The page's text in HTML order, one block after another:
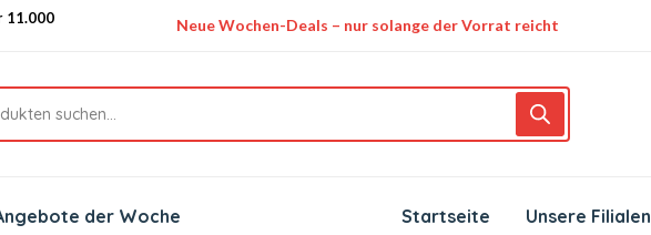
11.000
Neue Wochen-Deals – nur solange der Vorrat reicht
der Woche Startseite Unsere Filialen